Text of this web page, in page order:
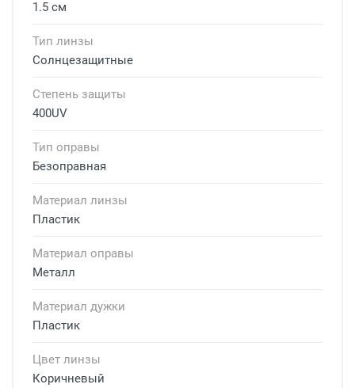
1.5 см
Тип линзы
Солнцезащитные
Степень защиты
400UV
Тип оправы
Безоправная
Материал линзы
Пластик
Материал оправы
Металл
Материал дужки
Пластик
Цвет линзы
Коричневый